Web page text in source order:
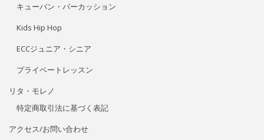
キューバン・パーカッション
Kids Hip Hop
ECCジュニア・シニア
プライベートレッスン
リタ・モレノ
特定商取引法に基づく表記
アクセス/お問い合わせ